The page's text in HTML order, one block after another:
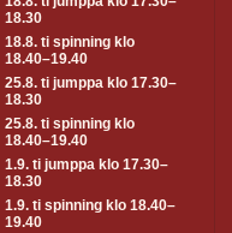
18.30
18.8. ti spinning klo
18.40–19.40
25.8. ti jumppa klo 17.30–
18.30
25.8. ti spinning klo
18.40–19.40
1.9. ti jumppa klo 17.30–
18.30
1.9. ti spinning klo 18.40–
19.40